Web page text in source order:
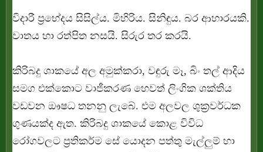
විදාරී ප්‍රභේදය සිසිල්ය. මිහිරිය. සිනිඳුය. බර ආහාරයකි.
වාතය හා රත්පිත නසයි. සිරුර තර කරයි.
කිරිබදු ශාකයේ අල අමුක්කරා, වඳුරු මෑ, බිං තල් ආදිය
සමග එක්කොට වාජීකරණ හෙවත් ලිංගික ශක්තිය
වඩවන ඖෂධ තනනු ලැබේ. එම අලවල ශුක්‍රවර්ධක
ගුණයක්ද ඇත. කිරිබදු ශාකයේ කොළ විවිධ
රෝගවලට ප්‍රතිකර්ම සේ යොදන පත්තු මැල්ලුම් හා